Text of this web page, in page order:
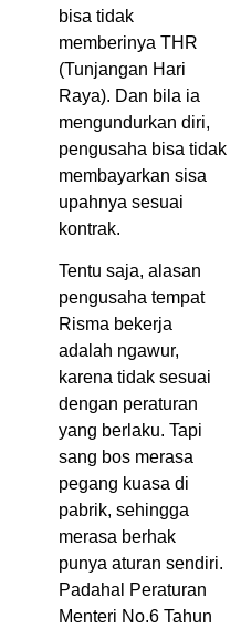
bisa tidak
memberinya THR
(Tunjangan Hari
Raya). Dan bila ia
mengundurkan diri,
pengusaha bisa tidak
membayarkan sisa
upahnya sesuai
kontrak.
Tentu saja, alasan
pengusaha tempat
Risma bekerja
adalah ngawur,
karena tidak sesuai
dengan peraturan
yang berlaku. Tapi
sang bos merasa
pegang kuasa di
pabrik, sehingga
merasa berhak
punya aturan sendiri.
Padahal Peraturan
Menteri No.6 Tahun